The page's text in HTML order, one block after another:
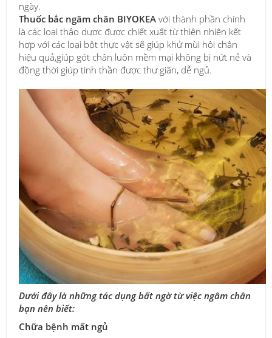
ngày.
Thuốc bắc ngâm chân BIYOKEA với thành phần chính
là các loại thảo dược được chiết xuất từ thiên nhiên kết
hợp với các loại bột thực vật sẽ giúp khử mùi hôi chân
hiệu quả,giúp gót chân luôn mềm mại không bị nứt nẻ và
đồng thời giúp tinh thần được thư giãn, dễ ngủ.
Dưới đây là những tác dụng bất ngờ từ việc ngâm chân
bạn nên biết:
Chữa bệnh mất ngủ